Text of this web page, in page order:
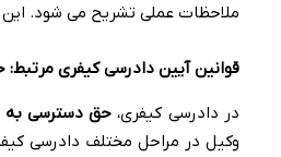
ملاحظات عملی تشریح می شود. این
قوانین آیین دادرسی کیفری
در دادرسی کیفری، حق دسترسی به
وکیل در مراحل مختلف دادرسی